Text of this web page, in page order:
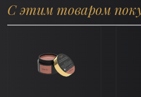
С этим товаром